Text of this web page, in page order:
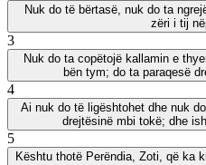
Nuk do të bërtasë, nuk do ta
zëri i tij
3
Nuk do ta copëtojë kallamin e
bën tym; do ta paraqesë
4
Ai nuk do të ligështohet dhe nuk
drejtësinë mbi tokë; dhe
5
Kështu thotë Perëndia, Zoti, që ka